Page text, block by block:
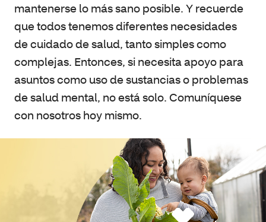
mantenerse lo más sano posible. Y recuerde
que todos tenemos diferentes necesidades
de cuidado de salud, tanto simples como
complejas. Entonces, si necesita apoyo para
asuntos como uso de sustancias o problemas
de salud mental, no está solo. Comuníquese
con nosotros hoy mismo.